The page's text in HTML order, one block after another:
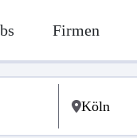
Firmen